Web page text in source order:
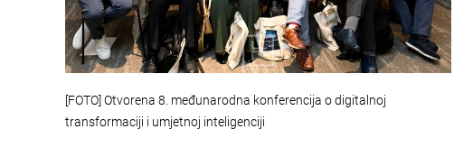
[FOTO] Otvorena 8. međunarodna konferencija o digitalnoj
transformaciji i umjetnoj inteligenciji